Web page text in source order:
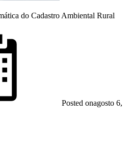
do Cadastro Ambiental Rural
Posted onagosto 6,